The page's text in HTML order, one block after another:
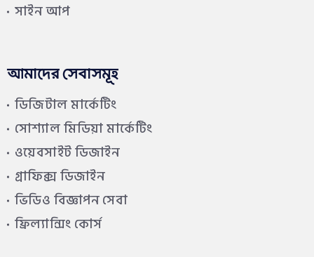
সাইন আপ
আমাদের সেবাসমূহ
ডিজিটাল মার্কেটিং
সোশ্যাল মিডিয়া মার্কেটিং
ওয়েবসাইট ডিজাইন
গ্রাফিক্স ডিজাইন
ভিডিও বিজ্ঞাপন সেবা
ফ্রিল্যান্সিং কোর্স